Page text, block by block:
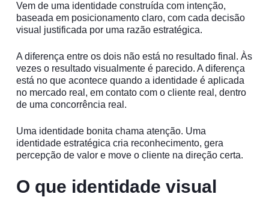
Vem de uma identidade construída com intenção,
baseada em posicionamento claro, com cada decisão
visual justificada por uma razão estratégica.
A diferença entre os dois não está no resultado final. Às
vezes o resultado visualmente é parecido. A diferença
está no que acontece quando a identidade é aplicada
no mercado real, em contato com o cliente real, dentro
de uma concorrência real.
Uma identidade bonita chama atenção. Uma
identidade estratégica cria reconhecimento, gera
percepção de valor e move o cliente na direção certa.
O que identidade visual